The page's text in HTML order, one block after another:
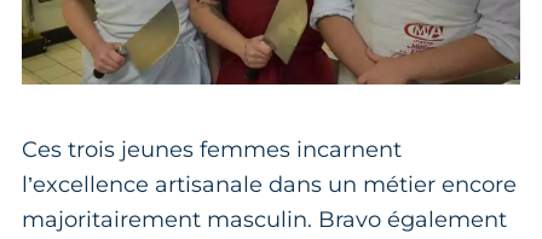
Ces trois jeunes femmes incarnent
l’excellence artisanale dans un métier encore
majoritairement masculin. Bravo également